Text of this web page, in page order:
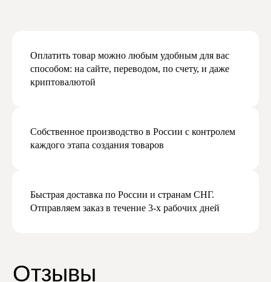
Оплатить товар можно любым удобным для вас
способом: на сайте, переводом, по счету, и даже
криптовалютой
Собственное производство в России с контролем
каждого этапа создания товаров
Быстрая доставка по России и странам СНГ.
Отправляем заказ в течение 3-х рабочих дней
Даю согласие на обработку персональных